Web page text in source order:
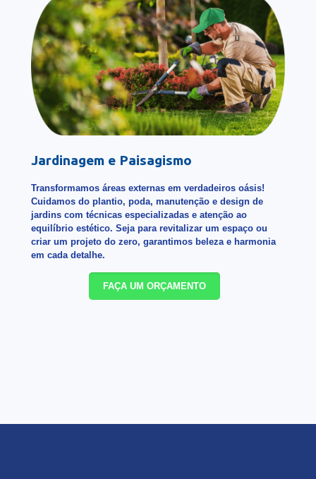
Jardinagem e Paisagismo
Transformamos áreas externas em verdadeiros oásis!
Cuidamos do plantio, poda, manutenção e design de
jardins com técnicas especializadas e atenção ao
equilíbrio estético. Seja para revitalizar um espaço ou
criar um projeto do zero, garantimos beleza e harmonia
em cada detalhe.
FAÇA UM ORÇAMENTO